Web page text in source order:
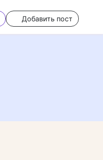
Добавить пост